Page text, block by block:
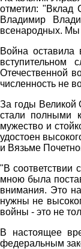
отметил: "Вклад
Владимир
всенародных. Мы
Война
вступительном
Отечественной
численность не
За годы Великой
стали полными
мужество и
удостоен
и Вязьме
"В соответствии
мною была
внимания. Это
нужны не
войны - это не
В настоящее
федеральным